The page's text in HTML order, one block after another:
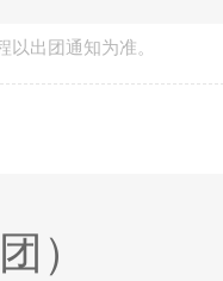
出团通知为准。
）